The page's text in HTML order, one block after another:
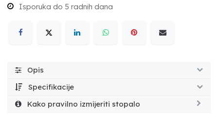
Isporuka do 5 radnih dana
Opis
Specifikacije
Kako pravilno izmijeriti stopalo